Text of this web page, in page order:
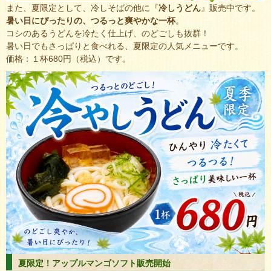
また、夏限定として、冷しそばの他に『冷しうどん』販売中です。
暑い日にぴったりの、つるっと爽やかな一杯。
コシのあるうどんを冷たく仕上げ、のどごしも抜群！
暑い日でもさっぱりと食べれる、夏限定の人気メニューです。
価格：１杯680円（税込）です。
夏限定！アップルマンゴソフト販売開始